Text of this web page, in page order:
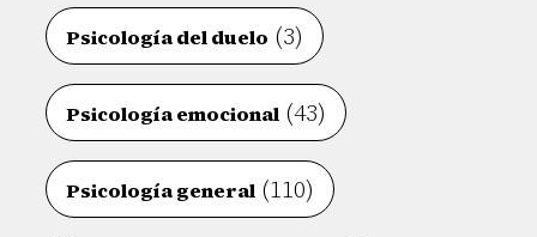
Psicología del duelo (3)
Psicología emocional (43)
Psicología general (110)